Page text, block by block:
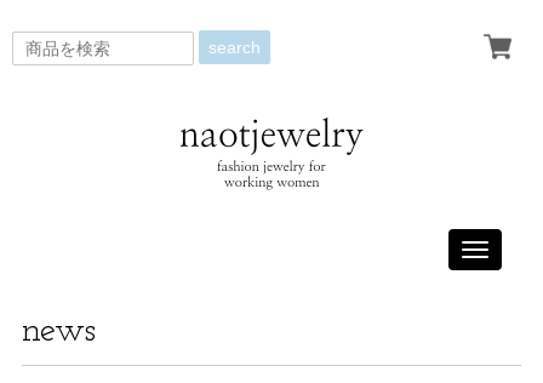
search
Toggle
news